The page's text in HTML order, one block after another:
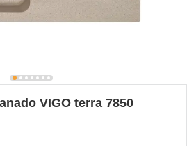
VIGO terra 7850